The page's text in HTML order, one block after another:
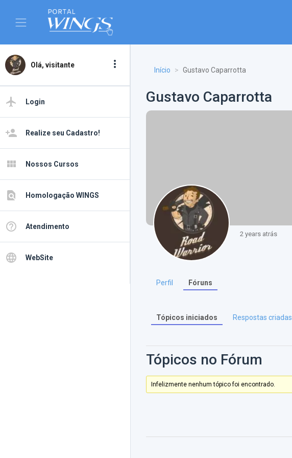
Início Gustavo Caparrotta
Gustavo Caparrotta
2 years atrás
Perfil Fóruns
Tópicos iniciados Respostas criadas
Tópicos no Fórum
Infelizmente nenhum tópico foi encontrado.
Olá, visitante more_vert
airplanemode_active Login
person_add Realize seu Cadastro!
view_module Nossos Cursos
find_in_page Homologação WINGS
help_outline Atendimento
language WebSite